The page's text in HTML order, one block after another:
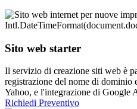
Sito web starter
Il servizio di creazione siti web è
registrazione del nome di dominio
Yahoo, e l'integrazione di Google
Richiedi Preventivo